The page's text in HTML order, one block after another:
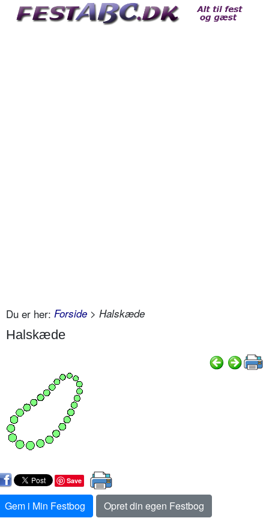
Du er her: Forside > Halskæde
Halskæde
Save
Gem i Min Festbog
Opret din egen Festbog